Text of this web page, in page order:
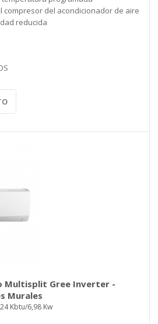
compresor del acondicionador de aire
reducida
Multisplit Gree Inverter -
Murales
Kbtu/6,98 Kw